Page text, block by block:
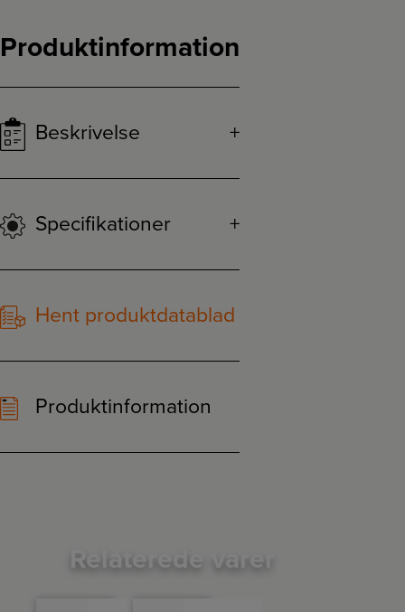
Produktinformation
Beskrivelse
Specifikationer
Hent produktdatablad
Produktinformation
Relaterede varer